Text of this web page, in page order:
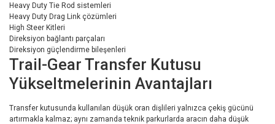
Heavy Duty Tie Rod sistemleri
Heavy Duty Drag Link çözümleri
High Steer Kitleri
Direksiyon bağlantı parçaları
Direksiyon güçlendirme bileşenleri
Trail-Gear Transfer Kutusu
Yükseltmelerinin Avantajları
Transfer kutusunda kullanılan düşük oran dişlileri yalnızca çekiş gücünü
artırmakla kalmaz; aynı zamanda teknik parkurlarda aracın daha düşük